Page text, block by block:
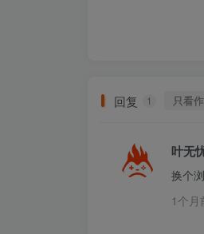
回复 1 只看
叶无
换个
1个月